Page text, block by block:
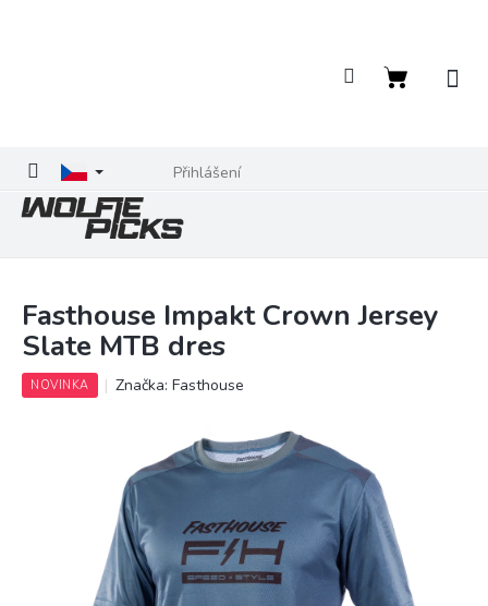
Přihlášení
Nákupní
Fasthouse Impakt Crown Jersey
Slate MTB dres
NOVINKA Značka:Fasthouse